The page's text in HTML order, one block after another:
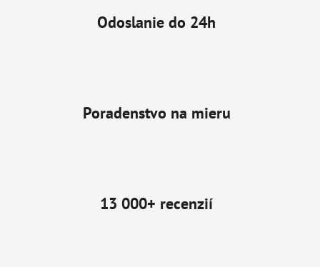
Odoslanie do 24h
Poradenstvo na mieru
13 000+ recenzií